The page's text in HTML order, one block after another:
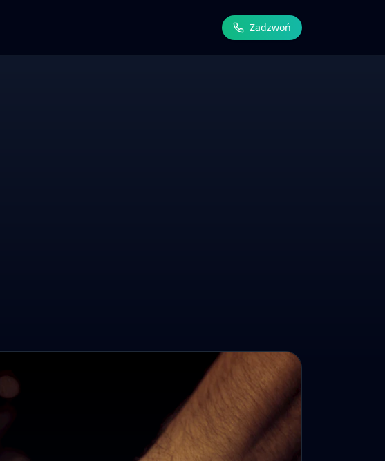
Zadzwoń